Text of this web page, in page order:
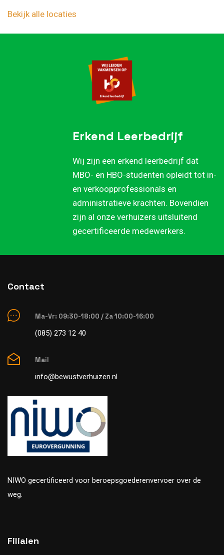
Bekijk alle locaties
Erkend Leerbedrijf
Wij zijn een erkend leerbedrijf dat
MBO- en HBO-studenten opleidt tot in-
en verkoopprofessionals en
administratieve krachten. Bovendien
zijn al onze verhuizers uitsluitend
gecertificeerde medewerkers.
Contact
Ma-Vr: 09:30-18:00 / Za 10:00-16:00
(085) 273 12 40
Mail
info@bewustverhuizen.nl
NIWO gecertificeerd voor beroepsgoederenvervoer over de
weg.
Filialen